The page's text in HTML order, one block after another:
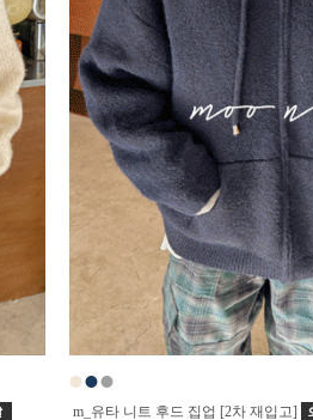
● ●●
m_유타 니트 후드 집업 [2차 재입고]